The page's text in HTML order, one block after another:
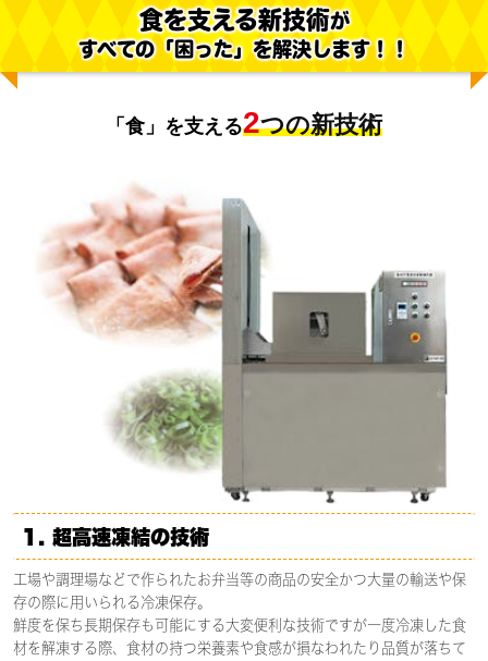
食を支える新技術が
すべての「困った」を解決します！！
「食」を支える2つの新技術
1. 超高速凍結の技術
工場や調理場などで作られたお弁当等の商品の安全かつ大量の輸送や保
存の際に用いられる冷凍保存。
鮮度を保ち長期保存も可能にする大変便利な技術ですが一度冷凍した食
材を解凍する際、食材の持つ栄養素や食感が損なわれたり品質が落ちて